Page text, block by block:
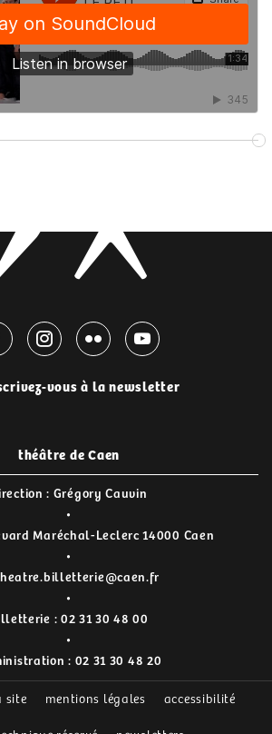
vous à la newsletter
théâtre de Caen
: Grégory Cauvin
Maréchal-Leclerc 14000 Caen
: 02 31 30 48 00
: 02 31 30 48 20
site mentions légales accessibilité